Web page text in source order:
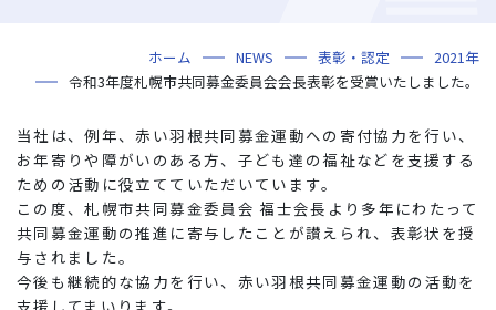
用途区分から探す
GISマップシステム
Niseko Project
プロジェクトレポート
技術・ソリューション
技術
ソリューション
海外事業
NISEKO PROJECTS
閉じる
ホーム NEWS 表彰・認定
2021年
令和3年度札幌市共同募金委員会会長表彰を受賞いたしました。
当社は、例年、赤い羽根共同募金運動への寄付協力を行い、
お年寄りや障がいのある方、子ども達の福祉などを支援する
ための活動に役立てていただいています。
この度、札幌市共同募金委員会 福士会長より多年にわたって
共同募金運動の推進に寄与したことが讃えられ、表彰状を授
与されました。
今後も継続的な協力を行い、赤い羽根共同募金運動の活動を
支援してまいります。